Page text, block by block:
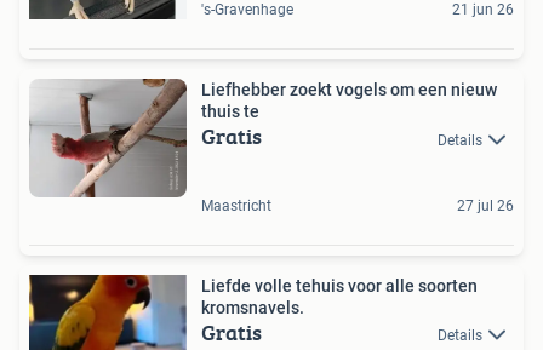
's-Gravenhage 21 jun 26
Liefhebber zoekt vogels om een nieuw
thuis te
Gratis Details
Maastricht 27 jul 26
Liefde volle tehuis voor alle soorten
kromsnavels.
Gratis Details